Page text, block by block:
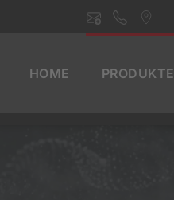
HOME PRODUKTE